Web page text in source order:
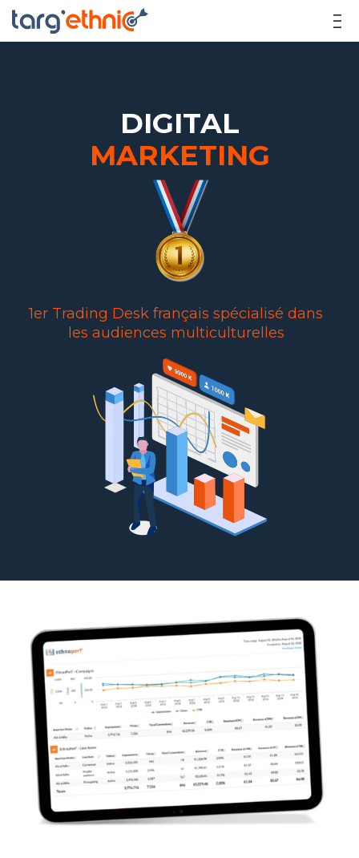
DIGITAL
MARKETING
1er Trading Desk français spécialisé dans
les audiences multiculturelles